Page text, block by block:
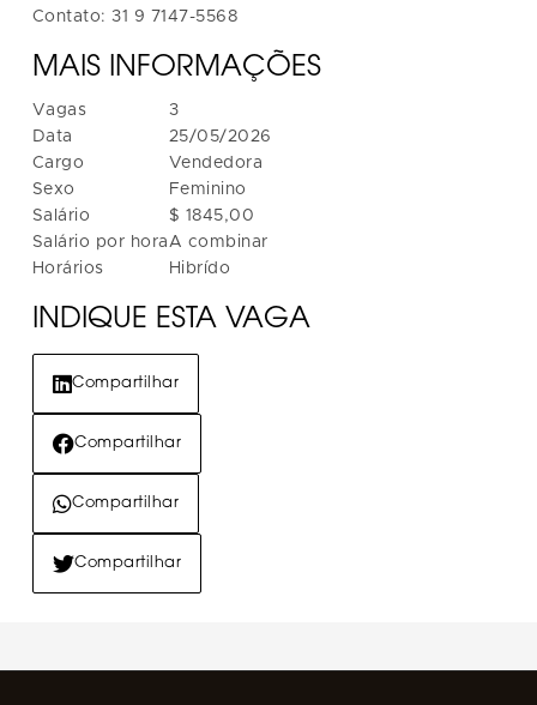
Contato: 31 9 7147-5568
MAIS INFORMAÇÕES
Vagas
Data
Cargo
Sexo
Salário
Salário por hora
Horários
3
25/05/2026
Vendedora
Feminino
$ 1845,00
A combinar
Hibrído
INDIQUE ESTA VAGA
Compartilhar
Compartilhar
Compartilhar
Compartilhar